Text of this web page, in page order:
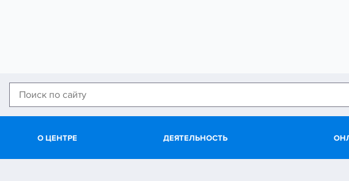
О ЦЕНТРЕ ДЕЯТЕЛЬНОСТЬ